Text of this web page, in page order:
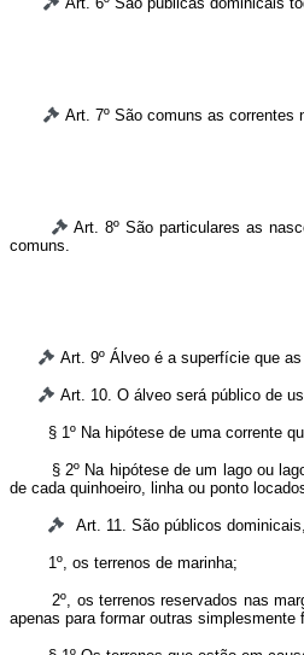
Art. 7º São comuns as correntes
Art. 8º São particulares as
comuns.
Art. 9º Álveo é a superfície que
Art. 10. O álveo será público de
§ 1º Na hipótese de uma corrente
§ 2º Na hipótese de um lago ou
de cada quinhoeiro, linha ou ponto
Art. 11. São públicos
1º, os terrenos de marinha;
2º, os terrenos reservados nas
apenas para formar outras